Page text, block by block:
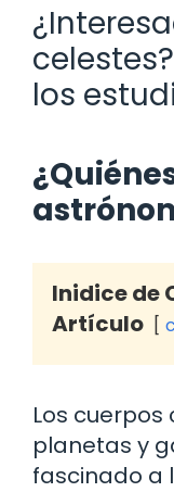
los
Inidice de
Artículo
Los
planetas y
fascinado a